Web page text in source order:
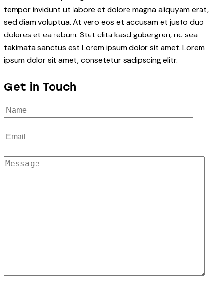
tempor invidunt ut labore et dolore magna aliquyam erat,
sed diam voluptua. At vero eos et accusam et justo duo
dolores et ea rebum. Stet clita kasd gubergren, no sea
takimata sanctus est Lorem ipsum dolor sit amet. Lorem
ipsum dolor sit amet, consetetur sadipscing elitr.
Get in Touch